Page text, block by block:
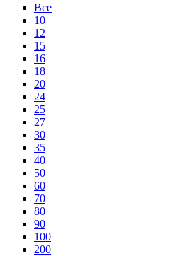
Все
10
12
15
16
18
20
24
25
27
30
35
40
50
60
70
80
90
100
200